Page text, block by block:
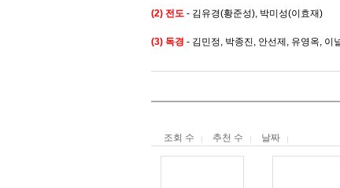
(2) 전도 - 김유경(황준성), 박미성(이효재)
(3) 독경 - 김민정, 박종진, 안선제, 유영옥, 이
조회 수 추천 수 날짜